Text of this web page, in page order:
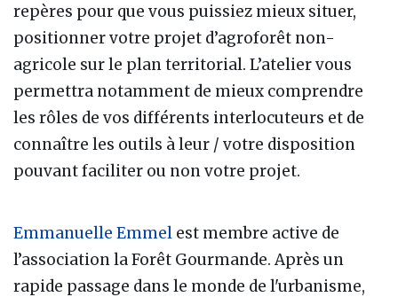
repères pour que vous puissiez mieux situer,
positionner votre projet d’agroforêt non-
agricole sur le plan territorial. L’atelier vous
permettra notamment de mieux comprendre
les rôles de vos différents interlocuteurs et de
connaître les outils à leur / votre disposition
pouvant faciliter ou non votre projet.
Emmanuelle Emmel est membre active de
l’association la Forêt Gourmande. Après un
rapide passage dans le monde de l'urbanisme,